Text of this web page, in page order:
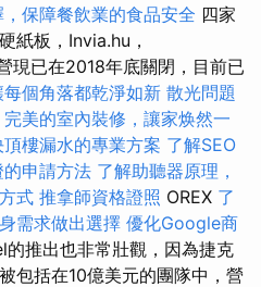
保障餐飲業的食品安全 四家
紙板，Invia.hu，
已在2018年底關閉，目前已
個角落都乾淨如新 散光問題
完美的室內裝修，讓家焕然一
樓漏水的專業方案 了解SEO
申請方法 了解助聽器原理，
式 推拿師資格證照 OREX 了
需求做出選擇 優化Google商
的推出也非常壯觀，因為捷克
包括在10億美元的團隊中，營